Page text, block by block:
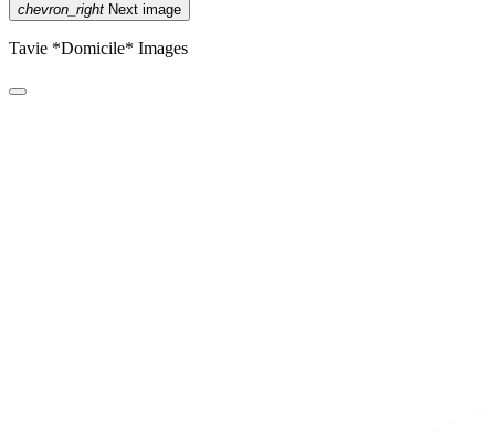
chevron_right Next image
Tavie *Domicile* Images